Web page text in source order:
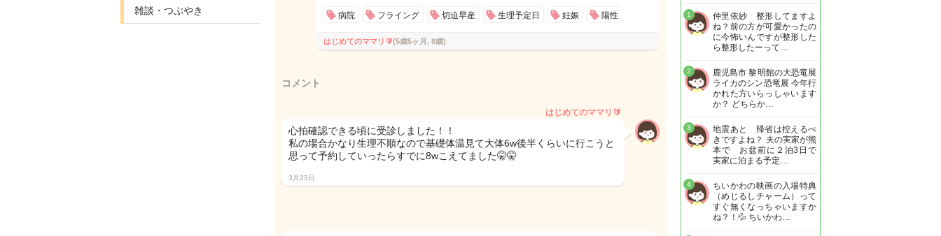
雑談・つぶやき 病院 フライング 切迫早産 生理予定日 妊娠 陽性
はじめてのママリ🔰(5歳5ヶ月, 8歳)
コメント
はじめてのママリ🔰‪
心拍確認できる頃に受診しました！！
私の場合かなり生理不順なので基礎体温見て大体6w後半くらいに行こうと
思って予約していったらすでに8wこえてました🤫🤫
3月23日
仲里依紗 整形してますよ
ね？前の方が可愛かったの
に今怖いんですが整形した
ら整形したーって…
1
鹿児島市 黎明館の大恐竜展
ライカのシン恐竜展 今年行
かれた方いらっしゃいます
か？ どちらか…
2
地震あと 帰省は控えるべ
きですよね？ 夫の実家が熊
本で お盆前に２泊3日で
実家に泊まる予定…
3
ちいかわの映画の入場特典
（めじるしチャーム）って
すぐ無くなっちゃいますか
ね？！💦 ちいかわ…
4